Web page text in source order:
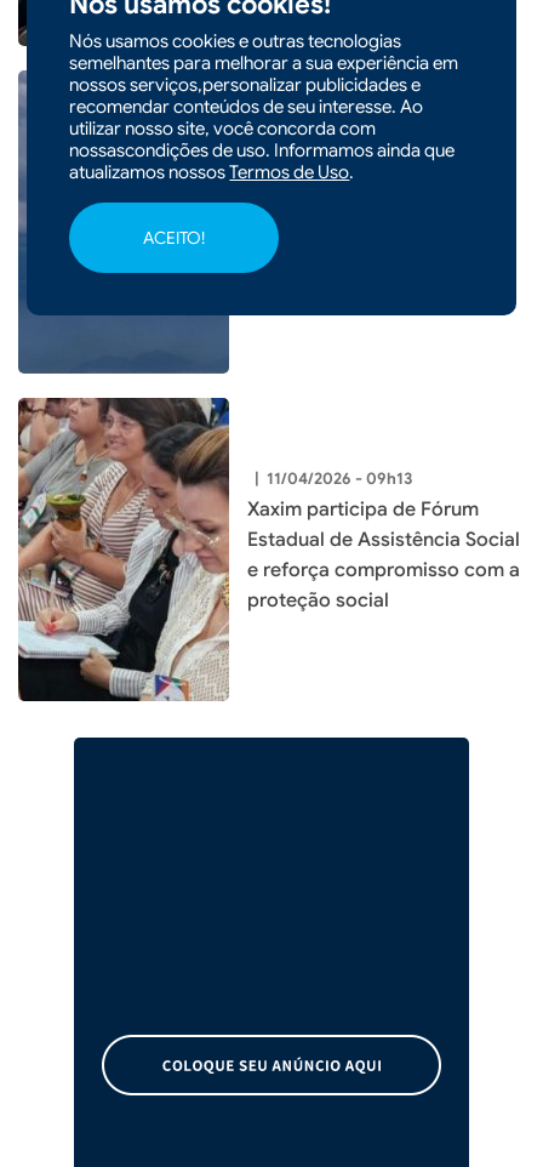
Nós usamos cookies e outras tecnologias
semelhantes para melhorar a sua experiência em
nossos serviços,personalizar publicidades e
recomendar conteúdos de seu interesse. Ao
utilizar nosso site, você concorda com
nossascondições de uso. Informamos ainda que
atualizamos nossosTermos de Uso.
ACEITO!
CIDADES | 25/04/2026 - 09h47
Santa Catarina tem fim de
semana de chuva com
passagem de duas frentes
frias
| 11/04/2026 - 09h13
Xaxim participa de Fórum
Estadual de Assistência Social
e reforça compromisso com a
proteção social